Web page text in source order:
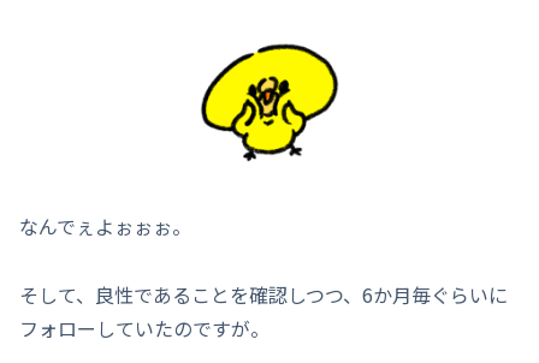
なんでぇよぉぉぉ。
そして、良性であることを確認しつつ、6か月毎ぐらいに
フォローしていたのですが。